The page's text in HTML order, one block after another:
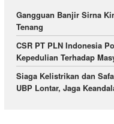
Gangguan Banjir Sirna
Tenang
CSR PT PLN Indonesia
Kepedulian Terhadap
Siaga Kelistrikan dan
UBP Lontar, Jaga